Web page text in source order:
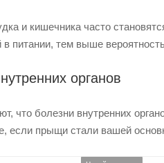
и кишечника часто
в питании, тем выше
органов
что болезни внутренних
если прыщи стали вашей